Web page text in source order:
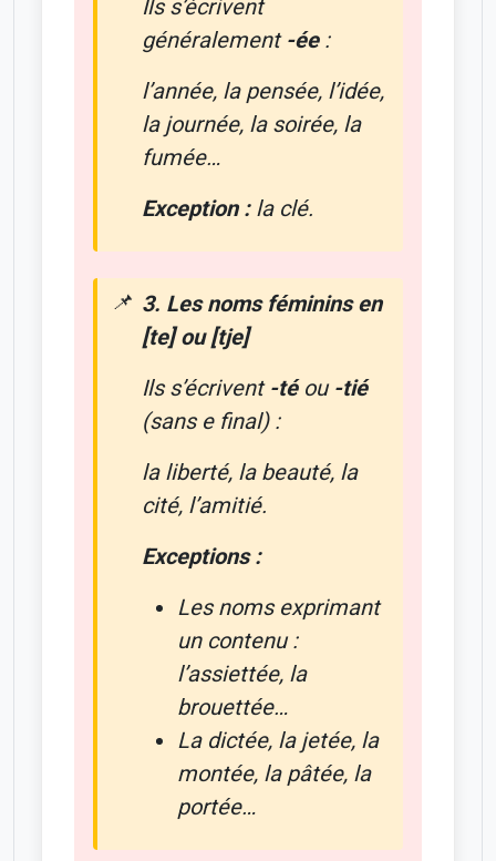
Ils s’écrivent
généralement -ée:
l’année, la pensée, l’idée,
la journée, la soirée, la
fumée…
Exception :la clé.
3. Les noms féminins en
[te] ou [tje]
Ils s’écrivent -téou -tié
(sans e final) :
la liberté, la beauté, la
cité, l’amitié.
Exceptions :
Les noms exprimant
un contenu :
l’assiettée, la
brouettée…
La dictée, la jetée, la
montée, la pâtée, la
portée…